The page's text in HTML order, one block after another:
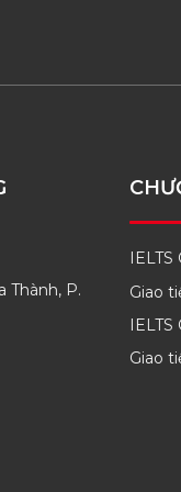
Thành, P.
IELTS
Giao
IELTS
Giao